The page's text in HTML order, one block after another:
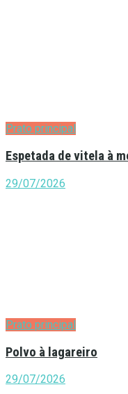
Prato principal
Espetada de vitela à
29/07/2026
Prato principal
Polvo à lagareiro
29/07/2026